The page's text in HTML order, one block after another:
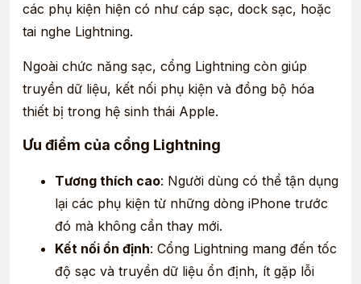
các phụ kiện hiện có như cáp sạc, dock sạc, hoặc
tai nghe Lightning.
Ngoài chức năng sạc, cổng Lightning còn giúp
truyền dữ liệu, kết nối phụ kiện và đồng bộ hóa
thiết bị trong hệ sinh thái Apple.
Ưu điểm của cổng Lightning
Tương thích cao: Người dùng có thể tận dụng
lại các phụ kiện từ những dòng iPhone trước
đó mà không cần thay mới.
Kết nối ổn định: Cổng Lightning mang đến tốc
độ sạc và truyền dữ liệu ổn định, ít gặp lỗi